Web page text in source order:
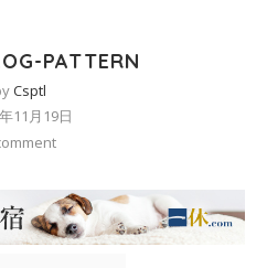
PATTERN
Csptl
11月19日